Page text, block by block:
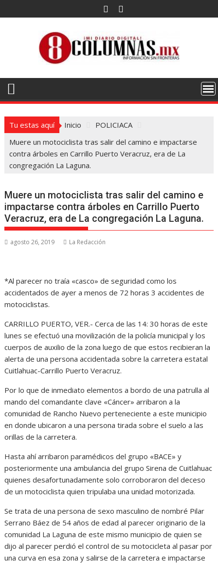
al
Tu estas aquí Inicio
POLICIACA
Muere un motociclista tras salir del camino e impactarse
contra árboles en Carrillo Puerto Veracruz, era de La
congregación La Laguna.
Muere un motociclista tras salir del camino e
impactarse contra árboles en Carrillo Puerto
Veracruz, era de La congregación La Laguna.
agosto 26, 2019 La Redacción
*Al parecer no traía «casco» de seguridad como los
accidentados de ayer a menos de 72 horas 3 accidentes de
motociclistas.
CARRILLO PUERTO, VER.- Cerca de las 14: 30 horas de este
lunes se efectuó una movilización de la policía municipal y los
cuerpos de auxilio de la zona luego de que estos recibieran la
alerta de una persona accidentada sobre la carretera estatal
Cuitlahuac-Carrillo Puerto Veracruz.
Por lo que de inmediato elementos a bordo de una patrulla al
mando del comandante clave «Cáncer» arribaron a la
comunidad de Rancho Nuevo perteneciente a este municipio
en donde ubicaron a una persona tirada sobre el suelo a las
orillas de la carretera.
Hasta ahí arribaron paramédicos del grupo «BACE» y
posteriormente una ambulancia del grupo Sirena de Cuitlahuac
quienes desafortunadamente solo corroboraron del deceso
de un motociclista quien tripulaba una unidad motorizada.
Se trata de una persona de sexo masculino de nombré Pilar
Serrano Báez de 54 años de edad al parecer originario de la
comunidad La Laguna de este mismo municipio de quien se
dijo al parecer perdió el control de su motocicleta al pasar por
una curva en esa zona y salirse de la carretera e impactarse